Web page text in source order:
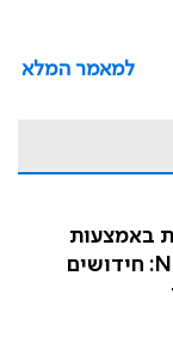
למאמר המלא
באמצעות
Next Generation Sequencing (NGS): חידושים